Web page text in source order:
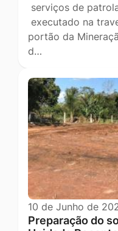
serviços de
executado na
portão da
d…
10 de Junho de
Preparação do